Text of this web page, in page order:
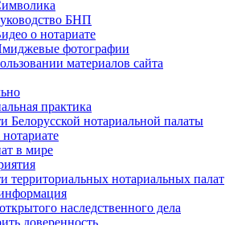
БНП
о нотариате
фотографии
материалов сайта
практика
Белорусской нотариальной палаты
в мире
территориальных нотариальных палат
наследственного дела